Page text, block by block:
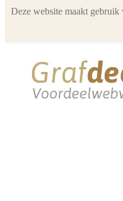
Deze website maakt gebruik